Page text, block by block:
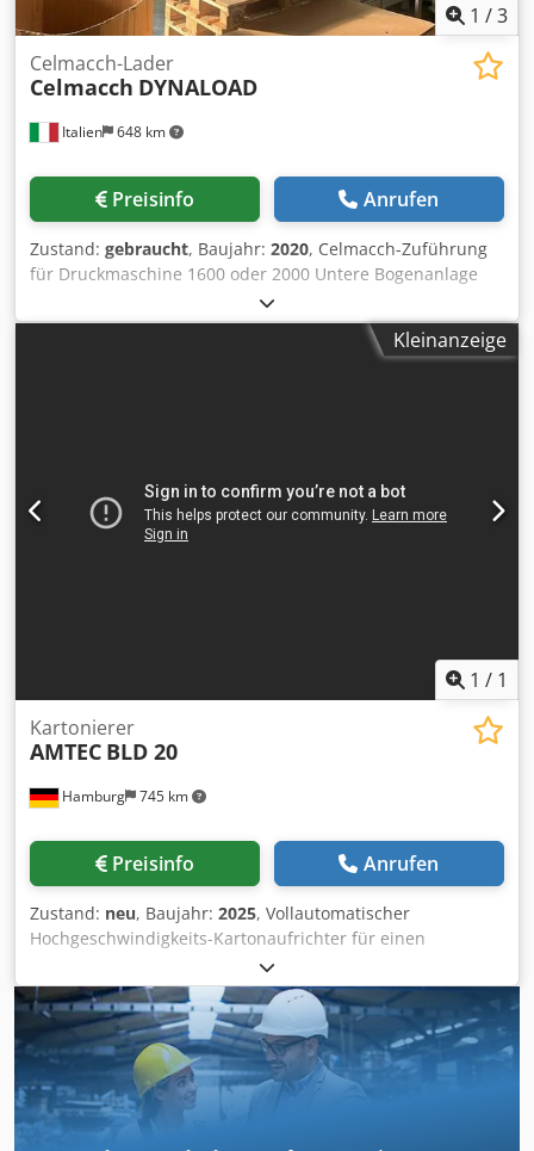
1 /3
Italien 648 km
Celmacch-Lader
Celmacch DYNALOAD
Preisinfo Anrufen
Zustand: gebraucht, Baujahr: 2020, Celmacch-Zuführung
für Druckmaschine 1600 oder 2000 Untere Bogenanlage
(Druck von unten) Maximales Bogenformat: 1270x2032 mm
Minimales Bogenformat: 400 x 600 mm Dkodpfxov Ni I Rs
Ak Eer Maximale Materialstärke: 9 mm MaximaleKleinanzeige
1 / 1
Hamburg 745 km
Kartonierer
AMTEC BLD 20
Preisinfo Anrufen
Zustand: neu, Baujahr: 2025, Vollautomatischer
Hochgeschwindigkeits-Kartonaufrichter für einen
effizienten, schnellen und somit wirtschaftlichen
Verpackungsablauf. Die Kartonage wird automatisch aus
dem Magazin entnommen, aufgebaut und von der unteren
Seite verklebt (eine Richtung). Anschließend werden die
seitlich liegenden Kartons zum Sammeln hinausbefördert.
- Spezifikationen: PLC gesteuert, Bedienung via Touch-
Monitor; Kartongröße in mm: L(130-280)xW(80-200)xH(80-